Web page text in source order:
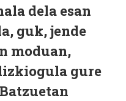
dela esan
guk, jende
moduan,
gure